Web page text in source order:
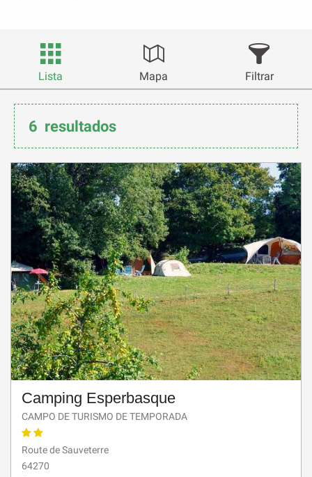
Lista Mapa Filtrar
6 resultados
Camping Esperbasque
CAMPO DE TURISMO DE TEMPORADA
Route de Sauveterre
64270